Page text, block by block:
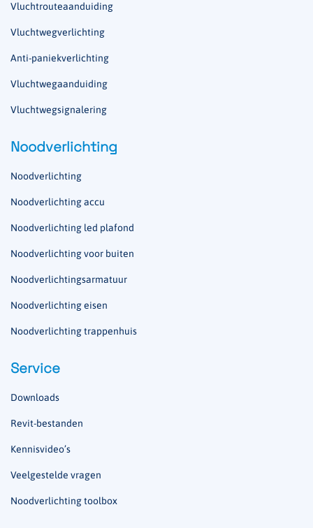
Vluchtrouteaanduiding
Vluchtwegverlichting
Anti-paniekverlichting
Vluchtwegaanduiding
Vluchtwegsignalering
Noodverlichting
Noodverlichting
Noodverlichting accu
Noodverlichting led plafond
Noodverlichting voor buiten
Noodverlichtingsarmatuur
Noodverlichting eisen
Noodverlichting trappenhuis
Service
Downloads
Revit-bestanden
Kennisvideo’s
Veelgestelde vragen
Noodverlichting toolbox